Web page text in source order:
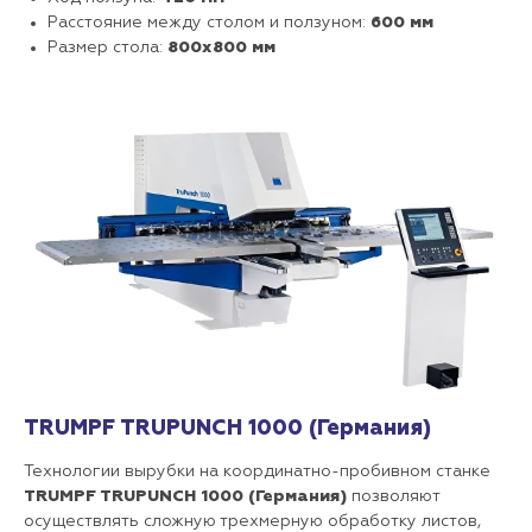
Расстояние между столом и ползуном: 600 мм
Размер стола: 800х800 мм
TRUMPF TRUPUNCH 1000 (Германия)
Технологии вырубки на координатно-пробивном станке
TRUMPF TRUPUNCH 1000 (Германия) позволяют
осуществлять сложную трехмерную обработку листов,